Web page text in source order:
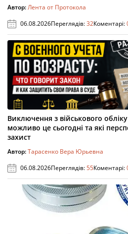
Автор:Лента от Протокола
06.08.2026Переглядів:32Коментарі:
Виключення з військового
можливо це сьогодні та які
захист
Автор:Тарасенко Вера Юрьевна
06.08.2026Переглядів:55Коментарі: